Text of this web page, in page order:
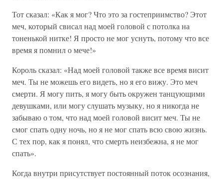
Тот сказал: «Как я мог? Что это за гостеприимство? Этот
меч, который свисал над моей головой с потолка на
тоненькой нитке! Я просто не мог уснуть, потому что все
время я помнил о мече!»
Король сказал: «Над моей головой также все время висит
меч. Ты не можешь его видеть, но я его вижу. Это меч
смерти. Я могу пить, я могу быть окружен танцующими
девушками, или могу слушать музыку, но я никогда не
забываю о том, что над моей головой висит меч. Ты не
смог спать одну ночь, но я не мог спать всю свою жизнь.
С тех пор, как я понял, что смерть неизбежна, я не мог
спать».
Когда внутри присутствует постоянный поток осознания,